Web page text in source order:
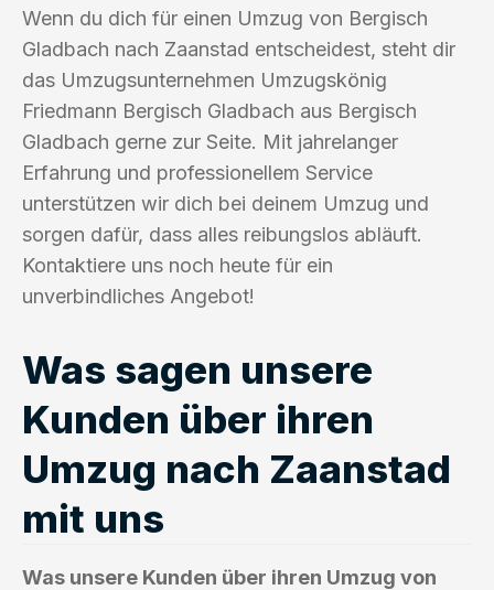
Wenn du dich für einen Umzug von Bergisch
Gladbach nach Zaanstad entscheidest, steht dir
das Umzugsunternehmen Umzugskönig
Friedmann Bergisch Gladbach aus Bergisch
Gladbach gerne zur Seite. Mit jahrelanger
Erfahrung und professionellem Service
unterstützen wir dich bei deinem Umzug und
sorgen dafür, dass alles reibungslos abläuft.
Kontaktiere uns noch heute für ein
unverbindliches Angebot!
Was sagen unsere
Kunden über ihren
Umzug nach Zaanstad
mit uns
Was unsere Kunden über ihren Umzug von